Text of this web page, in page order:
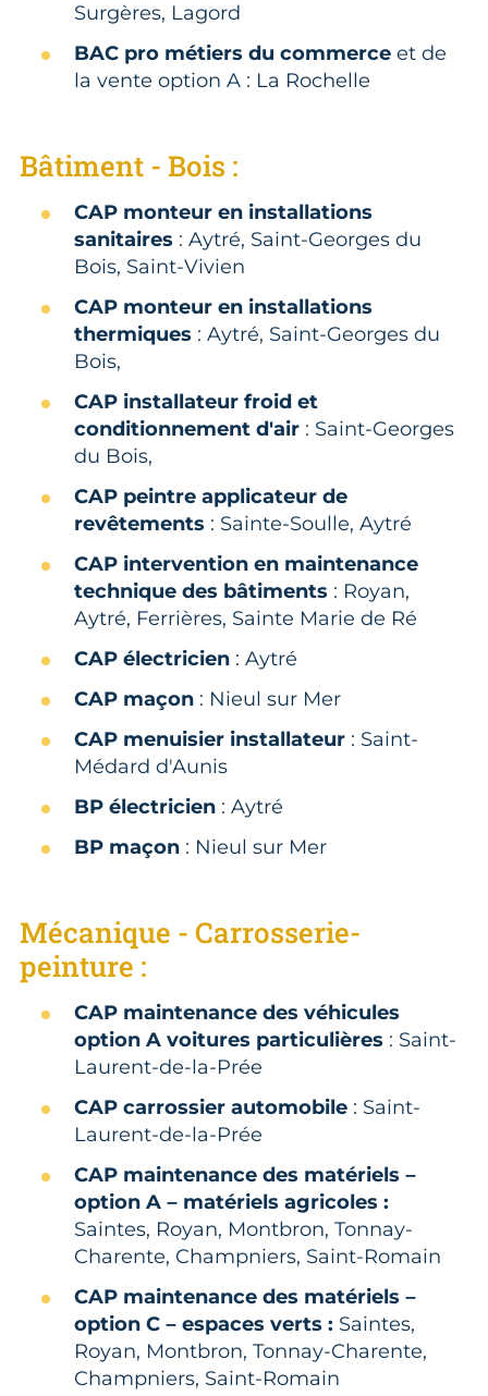
Surgères, Lagord
BAC pro métiers du commerce et de
la vente option A : La Rochelle
Bâtiment - Bois :
CAP monteur en installations
sanitaires : Aytré, Saint-Georges du
Bois, Saint-Vivien
CAP monteur en installations
thermiques : Aytré, Saint-Georges du
Bois,
CAP installateur froid et
conditionnement d'air : Saint-Georges
du Bois,
CAP peintre applicateur de
revêtements : Sainte-Soulle, Aytré
CAP intervention en maintenance
technique des bâtiments : Royan,
Aytré, Ferrières, Sainte Marie de Ré
CAP électricien : Aytré
CAP maçon : Nieul sur Mer
CAP menuisier installateur : Saint-
Médard d'Aunis
BP électricien : Aytré
BP maçon : Nieul sur Mer
Mécanique - Carrosserie-
peinture :
CAP maintenance des véhicules
option A voitures particulières : Saint-
Laurent-de-la-Prée
CAP carrossier automobile : Saint-
Laurent-de-la-Prée
CAP maintenance des matériels –
option A – matériels agricoles :
Saintes, Royan, Montbron, Tonnay-
Charente, Champniers, Saint-Romain
CAP maintenance des matériels –
option C – espaces verts : Saintes,
Royan, Montbron, Tonnay-Charente,
Champniers, Saint-Romain